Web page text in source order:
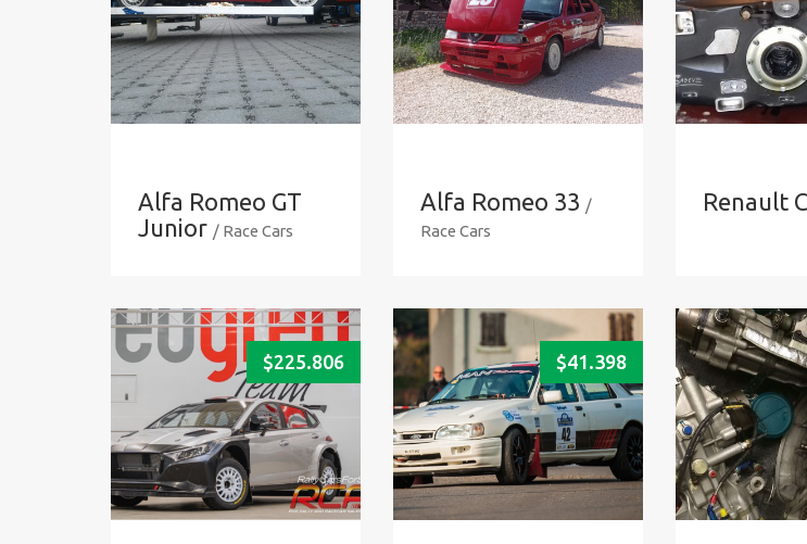
Alfa Romeo GT
Junior / Race Cars
Alfa Romeo 33 /
Race Cars
Renault
$225.806 $41.398